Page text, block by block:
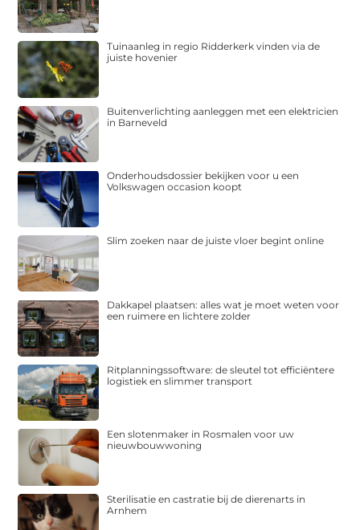
Tuinaanleg in regio Ridderkerk vinden via de
juiste hovenier
Buitenverlichting aanleggen met een elektricien
in Barneveld
Onderhoudsdossier bekijken voor u een
Volkswagen occasion koopt
Slim zoeken naar de juiste vloer begint online
Dakkapel plaatsen: alles wat je moet weten voor
een ruimere en lichtere zolder
Ritplanningssoftware: de sleutel tot efficiëntere
logistiek en slimmer transport
Een slotenmaker in Rosmalen voor uw
nieuwbouwwoning
Sterilisatie en castratie bij de dierenarts in
Arnhem